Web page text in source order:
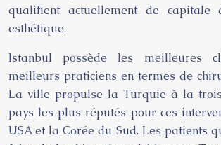
qualifient actuellement de capitale
esthétique.
Istanbul possède les meilleures
meilleurs praticiens en termes de
La ville propulse la Turquie à la
pays les plus réputés pour ces
USA et la Corée du Sud. Les patients